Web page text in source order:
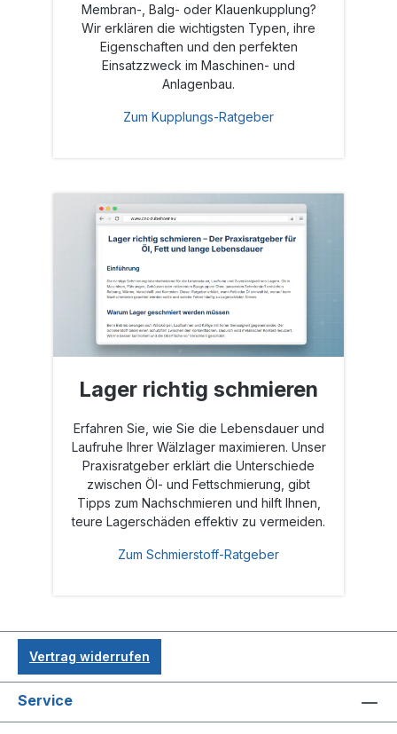
Membran-, Balg- oder Klauenkupplung?
Wir erklären die wichtigsten Typen, ihre
Eigenschaften und den perfekten
Einsatzzweck im Maschinen- und
Anlagenbau.
Zum Kupplungs-Ratgeber
Lager richtig schmieren
Erfahren Sie, wie Sie die Lebensdauer und
Laufruhe Ihrer Wälzlager maximieren. Unser
Praxisratgeber erklärt die Unterschiede
zwischen Öl- und Fettschmierung, gibt
Tipps zum Nachschmieren und hilft Ihnen,
teure Lagerschäden effektiv zu vermeiden.
Zum Schmierstoff-Ratgeber
Vertrag widerrufen
Service